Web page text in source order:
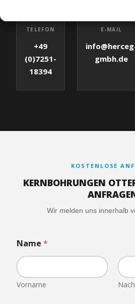
TELEFON
+49
(0)7251-
18394
E-MAIL
gmbh.de
KOSTENLOSE
KERNBOHRUNGEN
Wir melden uns innerhalb
Name *
Vorname